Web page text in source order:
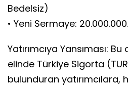
Bedelsiz)
• Yeni Sermaye:
Yatırımcıya Yansıması:
elinde Türkiye Sigorta
bulunduran